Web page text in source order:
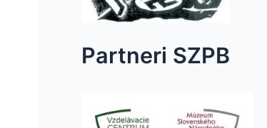
Partneri SZPB